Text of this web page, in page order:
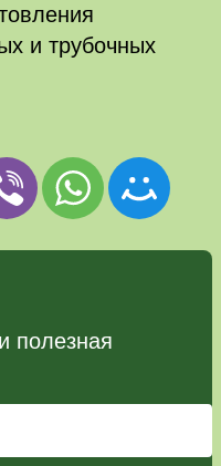
и трубочных
полезная